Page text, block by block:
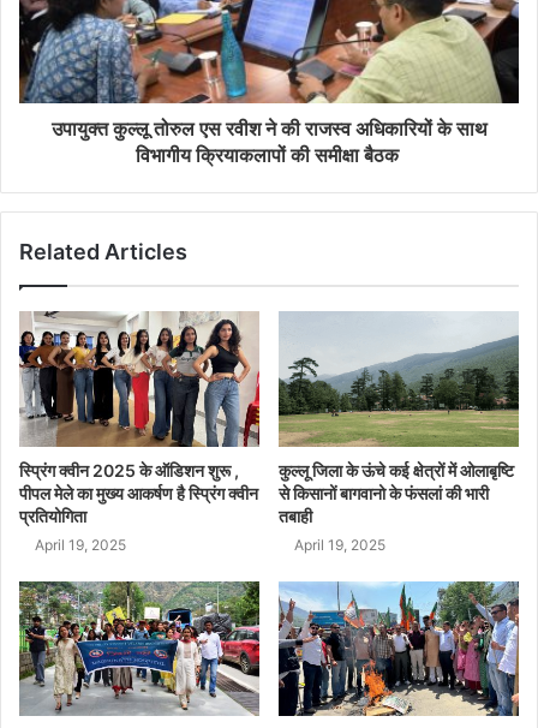
उपायुक्त कुल्लू तोरुल एस रवीश ने की राजस्व अधिकारियों के साथ
विभागीय क्रियाकलापों की समीक्षा बैठक
Related Articles
स्प्रिंग क्वीन 2025 के ऑडिशन शुरू ,
पीपल मेले का मुख्य आकर्षण है स्प्रिंग क्वीन
प्रतियोगिता
April 19, 2025
कुल्लू जिला के ऊंचे कई क्षेत्रों में ओलाबृष्टि
से किसानों बागवानो के फंसलां की भारी
तबाही
April 19, 2025